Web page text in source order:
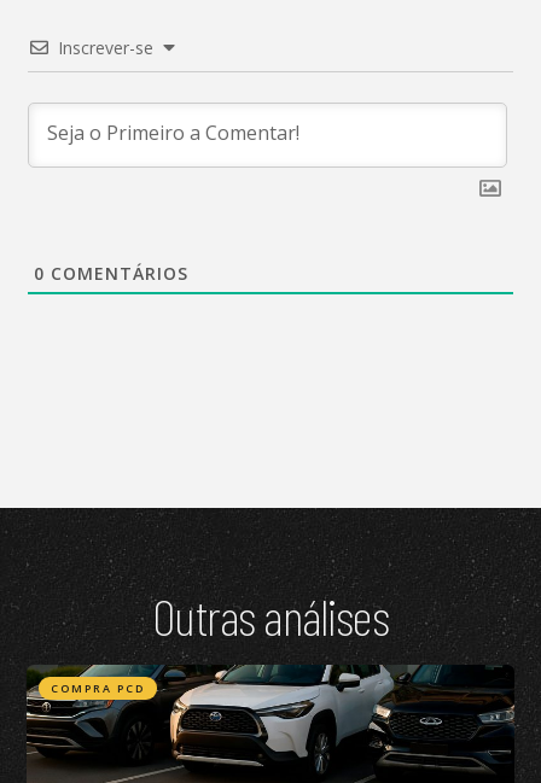
Inscrever-se
0 COMENTÁRIOS
Outras análises
COMPRA PCD